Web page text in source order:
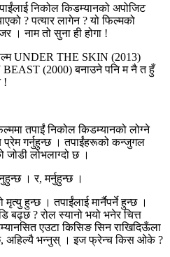
निकोल किडम्यानको अपोजिट
? पत्यार लागेन ? यो फिल्मको
। नाम तो सुना ही होगा !
UNDER THE SKIN (2013)
BEAST (2000) बनाउने पनि म नै त हुँ
!
तपाईंं निकोल किडम्यानको लोग्ने
गर्नुहुन्छ । तपाईंहरूको कन्जुगल
लोभलाग्दो छ ।
। र, मर्नुहुन्छ ।
हुन्छ । तपाईंलाई मार्नैपर्ने हुन्छ ।
बढ्छ ? रोल स्यानो भयो भनेर चित्त
एउटा किसिङ सिन राखिदिऊँला
अहिल्यै भन्नुस् । इज फ्रेन्च किस ओके ?